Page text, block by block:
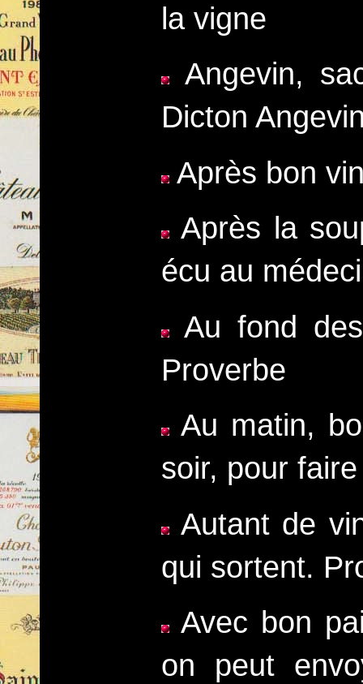
la vigne
Angevin,
Dicton
Après bon
Après la
écu au
Au fond
Proverbe
Au matin,
soir, pour
Autant de
qui sortent.
Avec bon
on peut